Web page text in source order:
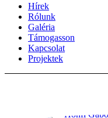
Hírek
Rólunk
Galéria
Támogasson
Kapcsolat
Projektek